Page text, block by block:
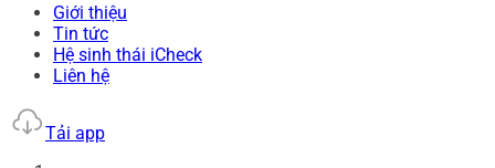
Giới thiệu
Tin tức
Hệ sinh thái iCheck
Liên hệ
Tải app